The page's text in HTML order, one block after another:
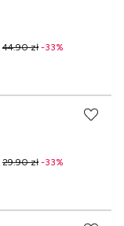
44.90 zł -33%
29.90 zł -33%